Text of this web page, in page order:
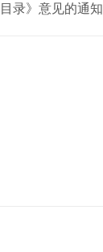
录》意见的通知